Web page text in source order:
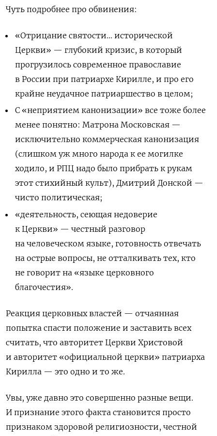
Чуть подробнее про обвинения:
«Отрицание святости… исторической
Церкви» — глубокий кризис, в который
прогрузилось современное православие
в России при патриархе Кирилле, и про его
крайне неудачное патриаршество в целом;
С «неприятием канонизации» все тоже более
менее понятно: Матрона Московская —
исключительно коммерческая канонизация
(слишком уж много народа к ее могилке
ходило, и РПЦ надо было прибрать к рукам
этот стихийный культ), Дмитрий Донской —
чисто политическая;
«деятельность, сеющая недоверие
к Церкви» — честный разговор
на человеческом языке, готовность отвечать
на острые вопросы, не отталкивать тех, кто
не говорит на «языке церковного
благочестия».
Реакция церковных властей — отчаянная
попытка спасти положение и заставить всех
считать, что авторитет Церкви Христовой
и авторитет «официальной церкви» патриарха
Кирилла — это одно и то же.
Увы, уже давно это совершенно разные вещи.
И признание этого факта становится просто
признаком здоровой религиозности, честной